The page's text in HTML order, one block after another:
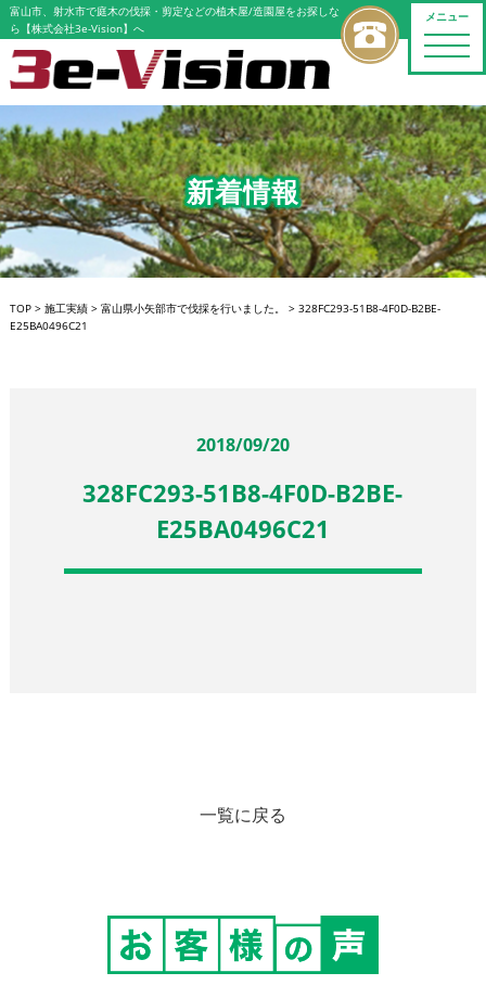
メニュー
toggle
富山市、射水市で庭木の伐採・剪定などの植木屋/造園屋をお探しな
ら【株式会社3e-Vision】へ
新着情報
TOP> 施工実績> 富山県小矢部市で伐採を行いました。 > 328FC293-51B8-4F0D-B2BE-
E25BA0496C21
2018/09/20
328FC293-51B8-4F0D-B2BE-
E25BA0496C21
一覧に戻る